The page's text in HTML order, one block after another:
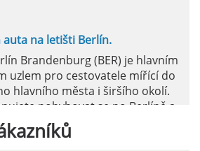
auta na letišti Berlín.
Brandenburg (BER) je hlavním
uzlem pro cestovatele mířící do
hlavního města i širšího okolí.
pohybovat se po Berlíně a
bez omezení, pronájem
na letišti je ideální volbou.